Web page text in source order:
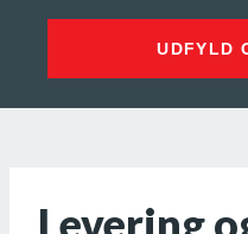
UDFYLD
Levering